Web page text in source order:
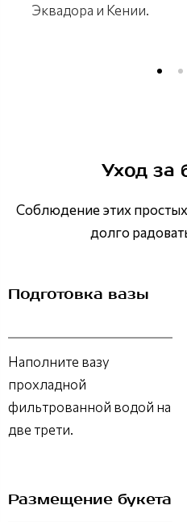
Эквадора и Кении.
Уход за
Соблюдение этих
долго
Подготовка вазы
Наполните вазу
прохладной
фильтрованной водой на
две трети.
Размещение букета